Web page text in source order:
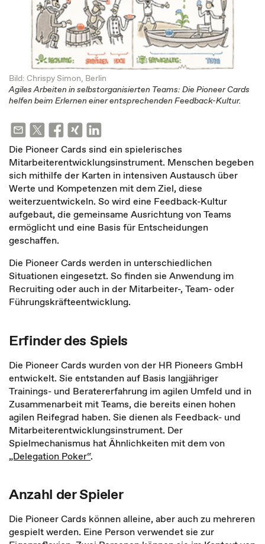
Bild: Chrispy Simon, Berlin
Agiles Arbeiten in selbstorganisierten Teams: Die Pioneer Cards
helfen beim Erlernen einer entsprechenden Feedback-Kultur.
Die Pioneer Cards sind ein spielerisches
Mitarbeiterentwicklungsinstrument. Menschen begeben
sich mithilfe der Karten in intensiven Austausch über
Werte und Kompetenzen mit dem Ziel, diese
weiterzuentwickeln. So wird eine Feedback-Kultur
aufgebaut, die gemeinsame Ausrichtung von Teams
ermöglicht und eine Basis für Entscheidungen
geschaffen.
Die Pioneer Cards werden in unterschiedlichen
Situationen eingesetzt. So finden sie Anwendung im
Recruiting oder auch in der Mitarbeiter-, Team- oder
Führungskräfteentwicklung.
Erfinder des Spiels
Die Pioneer Cards wurden von der HR Pioneers GmbH
entwickelt. Sie entstanden auf Basis langjähriger
Trainings- und Beratererfahrung im agilen Umfeld und in
Zusammenarbeit mit Teams, die bereits einen hohen
agilen Reifegrad haben. Sie dienen als Feedback- und
Mitarbeiterentwicklungsinstrument. Der
Spielmechanismus hat Ähnlichkeiten mit dem von
„Delegation Poker“.
Anzahl der Spieler
Die Pioneer Cards können alleine, aber auch zu mehreren
gespielt werden. Eine Person verwendet sie zur